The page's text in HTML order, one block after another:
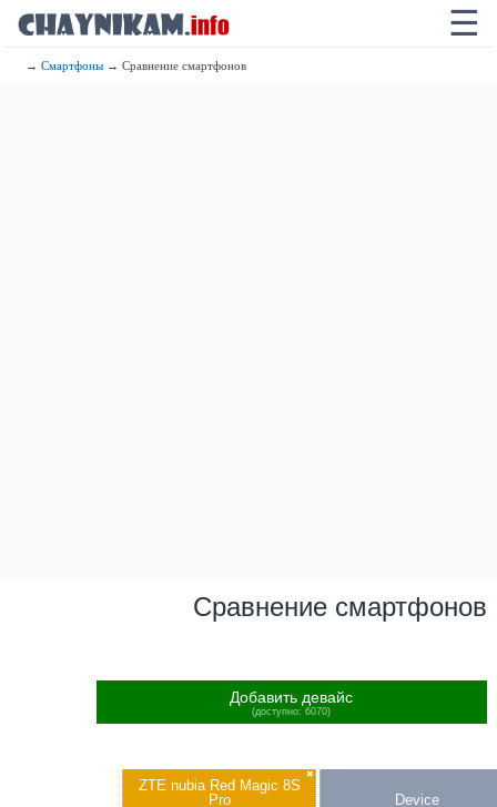
☰
→Смартфоны → Сравнение смартфонов
Сравнение смартфонов
Добавить девайс
(доступно: 6070)
✖
ZTE nubia Red Magic 8S
Pro
Device